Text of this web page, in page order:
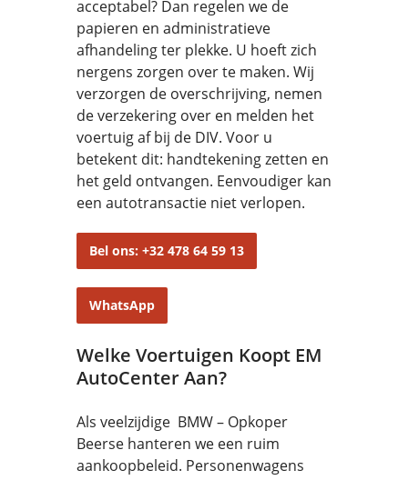
acceptabel? Dan regelen we de
papieren en administratieve
afhandeling ter plekke. U hoeft zich
nergens zorgen over te maken. Wij
verzorgen de overschrijving, nemen
de verzekering over en melden het
voertuig af bij de DIV. Voor u
betekent dit: handtekening zetten en
het geld ontvangen. Eenvoudiger kan
een autotransactie niet verlopen.
Bel ons: +32 478 64 59 13
WhatsApp
Welke Voertuigen Koopt EM
AutoCenter Aan?
Als veelzijdige BMW – Opkoper
Beerse hanteren we een ruim
aankoopbeleid. Personenwagens